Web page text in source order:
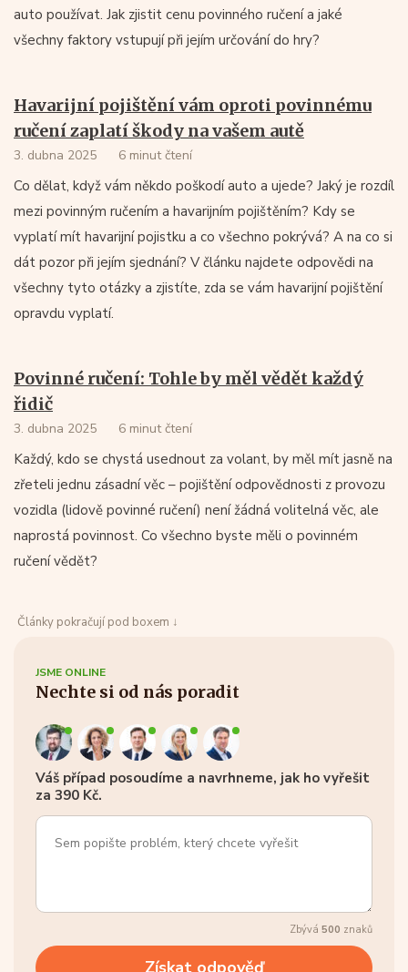
auto používat. Jak zjistit cenu povinného ručení a jaké
všechny faktory vstupují při jejím určování do hry?
Havarijní pojištění vám oproti povinnému
ručení zaplatí škody na vašem autě
3. dubna 2025 6 minut čtení
Co dělat, když vám někdo poškodí auto a ujede? Jaký je rozdíl
mezi povinným ručením a havarijním pojištěním? Kdy se
vyplatí mít havarijní pojistku a co všechno pokrývá? A na co si
dát pozor při jejím sjednání? V článku najdete odpovědi na
všechny tyto otázky a zjistíte, zda se vám havarijní pojištění
opravdu vyplatí.
Povinné ručení: Tohle by měl vědět každý
řidič
3. dubna 2025 6 minut čtení
Každý, kdo se chystá usednout za volant, by měl mít jasně na
zřeteli jednu zásadní věc – pojištění odpovědnosti z provozu
vozidla (lidově povinné ručení) není žádná volitelná věc, ale
naprostá povinnost. Co všechno byste měli o povinném
ručení vědět?
Články pokračují pod boxem ↓
JSME ONLINE
Nechte si od nás poradit
Váš případ posoudíme a navrhneme, jak ho vyřešit
za 390 Kč.
Zbývá 500 znaků